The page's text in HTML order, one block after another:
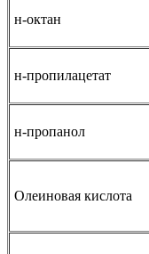
н-октан
н-пропилацетат
н-пропанол
Олеиновая кислота